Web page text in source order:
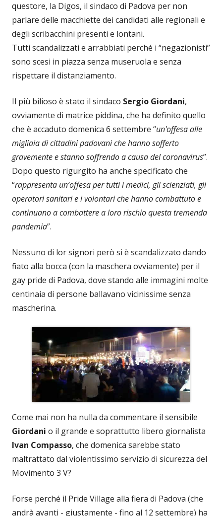
questore, la Digos, il sindaco di Padova per non
parlare delle macchiette dei candidati alle regionali e
degli scribacchini presenti e lontani.
Tutti scandalizzati e arrabbiati perché i “negazionisti”
sono scesi in piazza senza museruola e senza
rispettare il distanziamento.
Il più bilioso è stato il sindaco Sergio Giordani,
ovviamente di matrice piddina, che ha definito quello
che è accaduto domenica 6 settembre “un'offesa alle
migliaia di cittadini padovani che hanno sofferto
gravemente e stanno soffrendo a causa del coronavirus”.
Dopo questo rigurgito ha anche specificato che
“rappresenta un’offesa per tutti i medici, gli scienziati, gli
operatori sanitari e i volontari che hanno combattuto e
continuano a combattere a loro rischio questa tremenda
pandemia”.
Nessuno di lor signori però si è scandalizzato dando
fiato alla bocca (con la maschera ovviamente) per il
gay pride di Padova, dove stando alle immagini molte
centinaia di persone ballavano vicinissime senza
mascherina.
Come mai non ha nulla da commentare il sensibile
Giordani o il grande e soprattutto libero giornalista
Ivan Compasso, che domenica sarebbe stato
maltrattato dal violentissimo servizio di sicurezza del
Movimento 3 V?
Forse perché il Pride Village alla fiera di Padova (che
andrà avanti - giustamente - fino al 12 settembre) ha